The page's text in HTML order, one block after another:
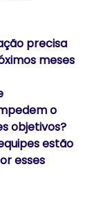
precisa
meses
o
objetivos?
estão
esses